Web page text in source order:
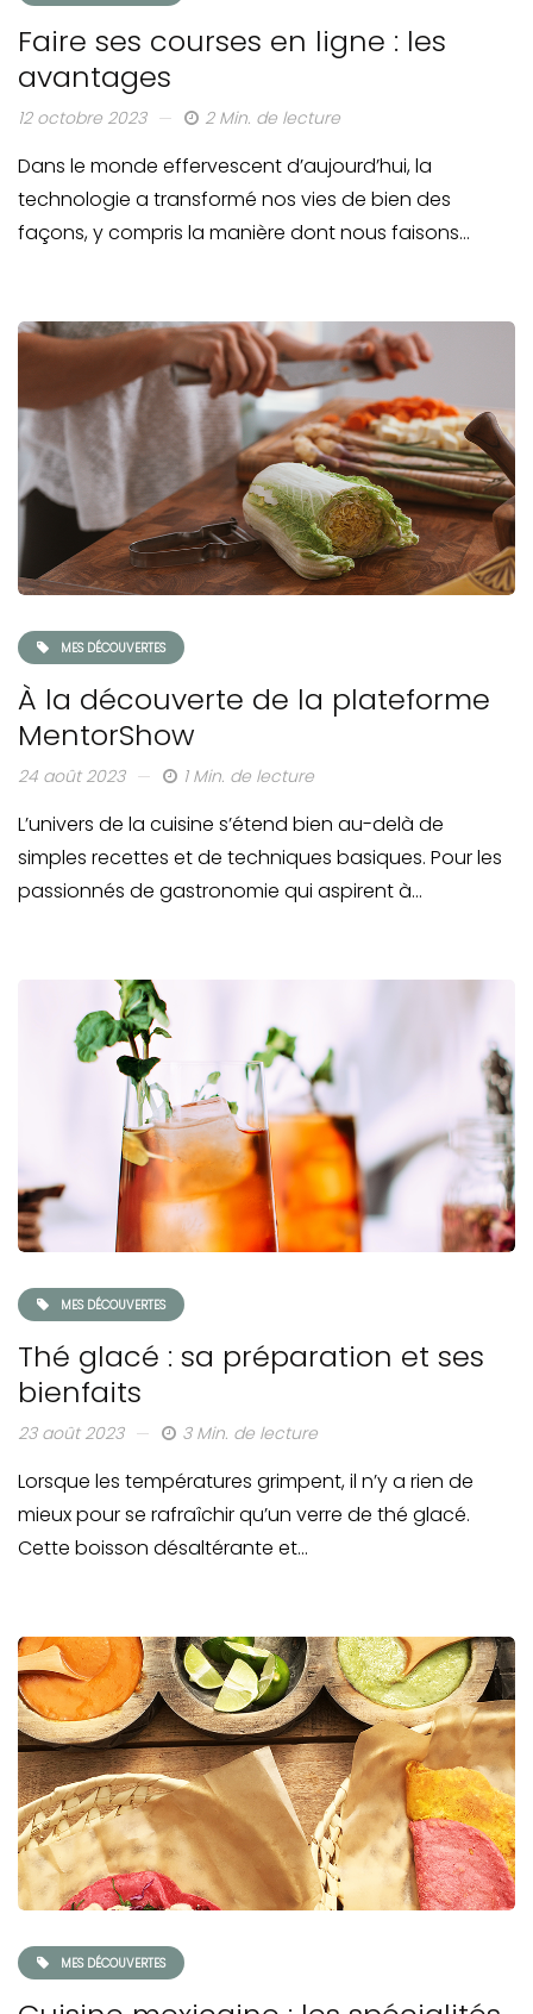
Faire ses courses en ligne : les
avantages
12 octobre 2023 2 Min. de lecture
Dans le monde effervescent d’aujourd’hui, la
technologie a transformé nos vies de bien des
façons, y compris la manière dont nous faisons…
MES DÉCOUVERTES
À la découverte de la plateforme
MentorShow
24 août 2023 1 Min. de lecture
L’univers de la cuisine s’étend bien au-delà de
simples recettes et de techniques basiques. Pour les
passionnés de gastronomie qui aspirent à…
MES DÉCOUVERTES
Thé glacé : sa préparation et ses
bienfaits
23 août 2023 3 Min. de lecture
Lorsque les températures grimpent, il n’y a rien de
mieux pour se rafraîchir qu’un verre de thé glacé.
Cette boisson désaltérante et…
MES DÉCOUVERTES